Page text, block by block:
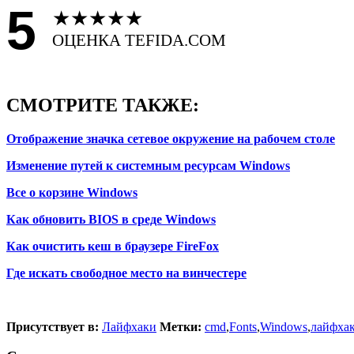
5 ★★★★★
ОЦЕНКА TEFIDA.COM
СМОТРИТЕ ТАКЖЕ:
Отображение значка сетевое окружение на рабочем столе
Изменение путей к системным ресурсам Windows
Все о корзине Windows
Как обновить BIOS в среде Windows
Как очистить кеш в браузере FireFox
Где искать свободное место на винчестере
Присутствует в: Лайфхаки Метки: cmd,Fonts,Windows,